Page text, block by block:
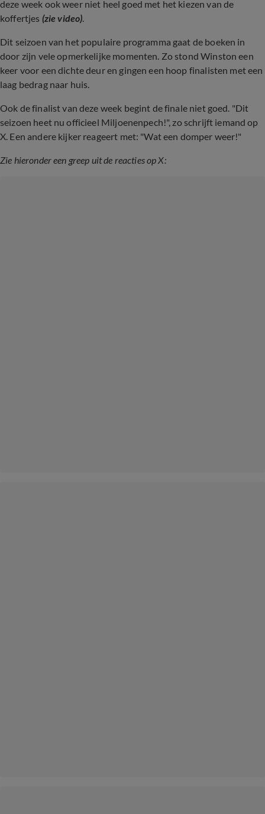
deze week ook weer niet heel goed met het kiezen van de
koffertjes (zie video).
Dit seizoen van het populaire programma gaat de boeken in
door zijn vele opmerkelijke momenten. Zo stond Winston een
keer voor een dichte deur en gingen een hoop finalisten met een
laag bedrag naar huis.
Ook de finalist van deze week begint de finale niet goed. "Dit
seizoen heet nu officieel Miljoenenpech!", zo schrijft iemand op
X. Een andere kijker reageert met: "Wat een domper weer!"
Zie hieronder een greep uit de reacties op X: